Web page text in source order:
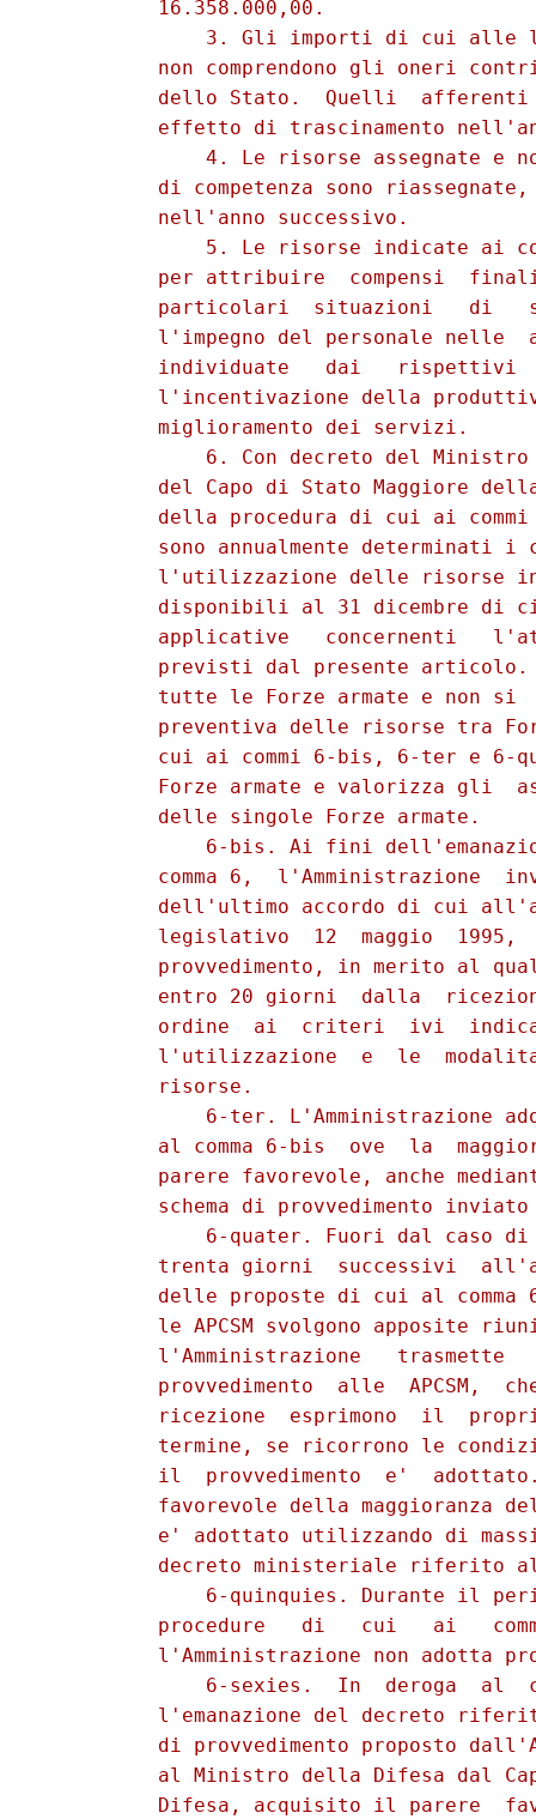
          16.358.000,00.
3. Gli importi di cui alle
non comprendono gli oneri
dello Stato.  Quelli
effetto di trascinamento
4. Le risorse assegnate e
di competenza sono
          nell'anno successivo.
5. Le risorse indicate ai
per attribuire  compensi
particolari  situazioni   di
l'impegno del personale nelle
individuate   dai   rispettivi
l'incentivazione della
          miglioramento dei servizi.
6. Con decreto del
del Capo di Stato Maggiore
della procedura di cui ai
sono annualmente determinati i
l'utilizzazione delle risorse
disponibili al 31 dicembre di
applicative   concernenti
previsti dal presente
tutte le Forze armate e non si
preventiva delle risorse tra
cui ai commi 6-bis, 6-ter e 6-
Forze armate e valorizza gli
          delle singole Forze armate.
6-bis. Ai fini
comma 6,  l'Amministrazione
dell'ultimo accordo di cui
legislativo  12  maggio  1995,
provvedimento, in merito al
entro 20 giorni  dalla
ordine  ai  criteri  ivi
l'utilizzazione  e  le
          risorse.
6-ter. L'Amministrazione
al comma 6-bis  ove  la
parere favorevole, anche
schema di provvedimento
6-quater. Fuori dal caso
trenta giorni  successivi
delle proposte di cui al comma
le APCSM svolgono apposite
l'Amministrazione   trasmette
provvedimento  alle  APCSM,
ricezione  esprimono  il
termine, se ricorrono le
il  provvedimento  e'
favorevole della maggioranza
e' adottato utilizzando di
decreto ministeriale riferito
6-quinquies. Durante il
procedure   di   cui   ai
l'Amministrazione non adotta
6-sexies.  In  deroga  al
l'emanazione del decreto
di provvedimento proposto
al Ministro della Difesa dal
Difesa, acquisito il parere